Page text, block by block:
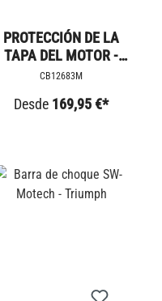
PROTECCIÓN DE LA
TAPA DEL MOTOR -
TRIUMPH MILLED
CB12683M
Desde 169,95 €*